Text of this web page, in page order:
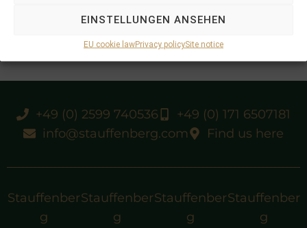
EINSTELLUNGEN ANSEHEN
EU cookie lawPrivacy policySite notice
+49 (0) 2599 740536
+49 (0) 171 6507181
info@stauffenberg.com
Find us here
Stauffenber
g
Stauffenber
g
Stauffenber
g
Stauffenber
g